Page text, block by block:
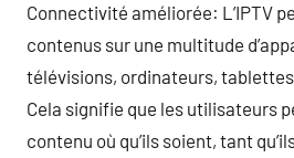
Connectivité améliorée: L’IPTV
contenus sur une multitude
télévisions, ordinateurs,
Cela signifie que les utilisateurs
contenu où qu’ils soient, tant